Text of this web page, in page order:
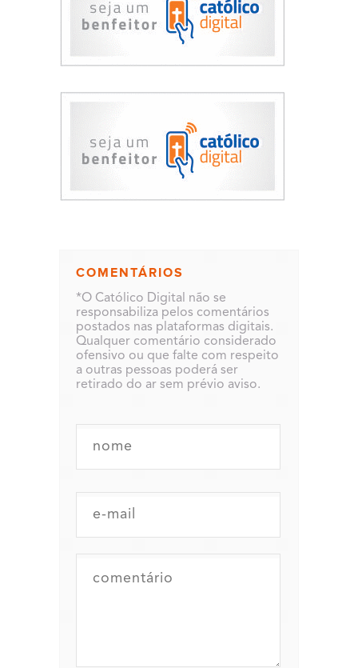
COMENTÁRIOS
*O Católico Digital não se
responsabiliza pelos comentários
postados nas plataformas digitais.
Qualquer comentário considerado
ofensivo ou que falte com respeito
a outras pessoas poderá ser
retirado do ar sem prévio aviso.